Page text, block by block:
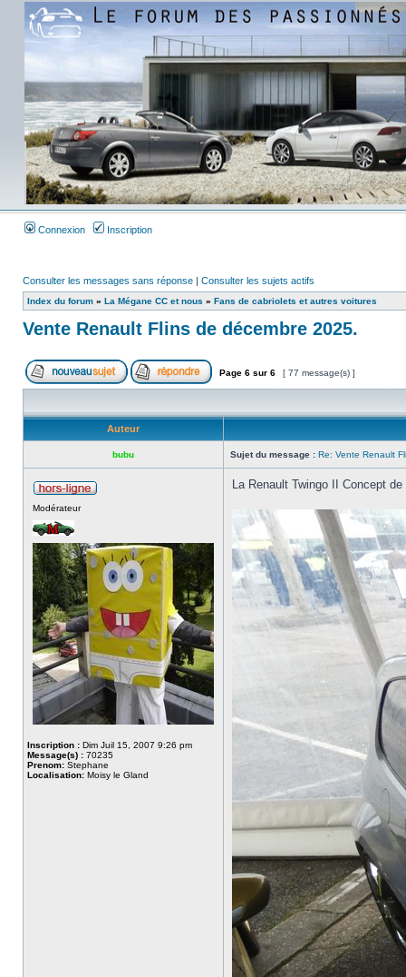
Connexion Inscription
Consulter les messages sans réponse | Consulter les sujets actifs
Index du forum » La Mégane CC et nous » Fans de cabriolets et autres voitures
Vente Renault Flins de décembre 2025.
Page 6 sur 6 [ 77 message(s) ]
Auteur
bubu Sujet du message : Re: Vente Renault
Modérateur
Inscription : Dim Juil 15, 2007 9:26 pm
Message(s) : 70235
Prenom: Stephane
Localisation: Moisy le Gland
La Renault Twingo II Concept